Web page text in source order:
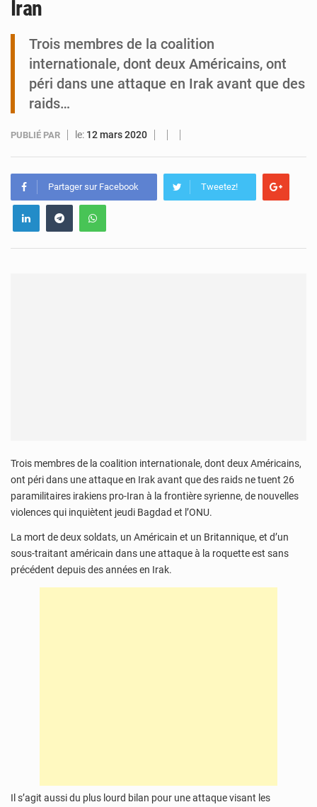
Iran
Trois membres de la coalition
internationale, dont deux Américains, ont
péri dans une attaque en Irak avant que des
raids…
PUBLIÉ PAR le: 12 mars 2020
Partager sur Facebook Tweetez!
Trois membres de la coalition internationale, dont deux Américains,
ont péri dans une attaque en Irak avant que des raids ne tuent 26
paramilitaires irakiens pro-Iran à la frontière syrienne, de nouvelles
violences qui inquiètent jeudi Bagdad et l’ONU.
La mort de deux soldats, un Américain et un Britannique, et d’un
sous-traitant américain dans une attaque à la roquette est sans
précédent depuis des années en Irak.
Il s’agit aussi du plus lourd bilan pour une attaque visant les